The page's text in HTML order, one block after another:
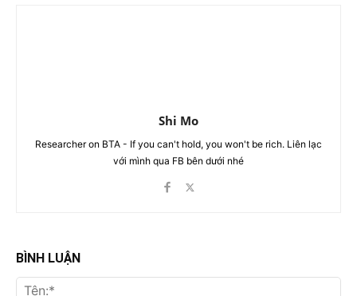
Shi Mo
Researcher on BTA - If you can't hold, you won't be rich. Liên lạc
với mình qua FB bên dưới nhé
BÌNH LUẬN